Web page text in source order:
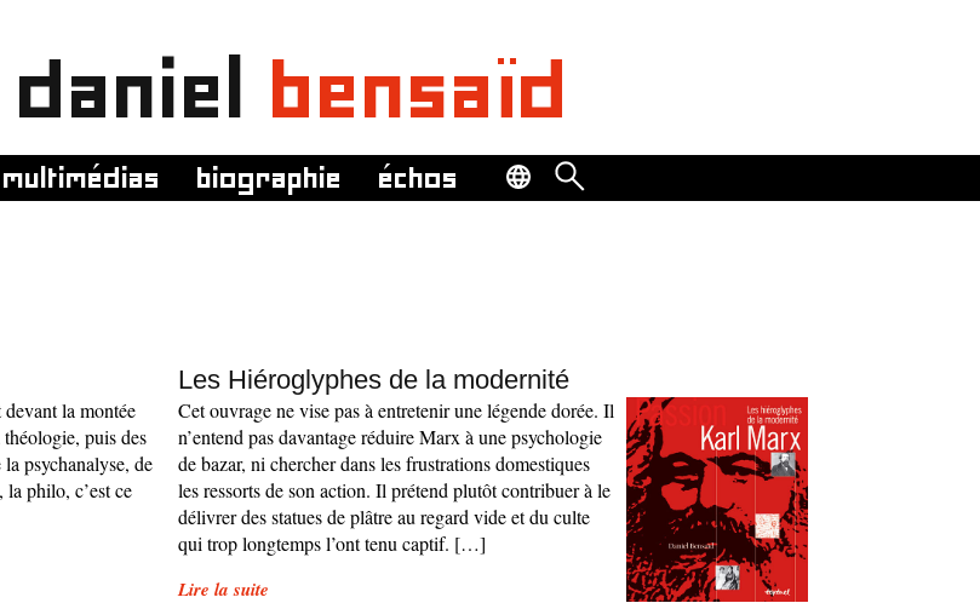
daniel bensaïd
multimédias biographie échos
la montée
théologie, puis des
psychanalyse, de
philo, c’est ce
Les Hiéroglyphes de la modernité
Cet ouvrage ne vise pas à entretenir une légende dorée. Il
n’entend pas davantage réduire Marx à une psychologie
de bazar, ni chercher dans les frustrations domestiques
les ressorts de son action. Il prétend plutôt contribuer à le
délivrer des statues de plâtre au regard vide et du culte
qui trop longtemps l’ont tenu captif. […]
Lire la suite